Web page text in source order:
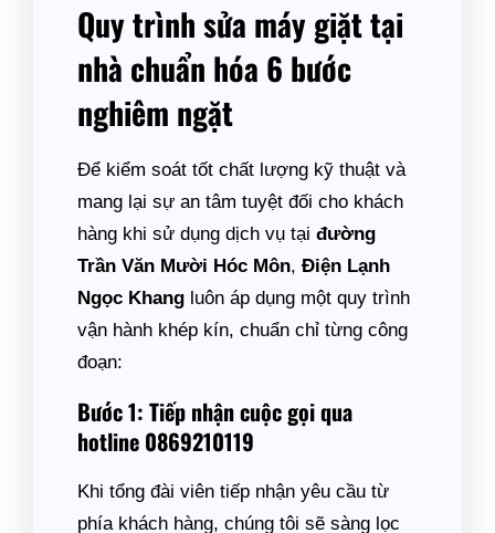
Quy trình sửa máy giặt tại
nhà chuẩn hóa 6 bước
nghiêm ngặt
Để kiểm soát tốt chất lượng kỹ thuật và
mang lại sự an tâm tuyệt đối cho khách
hàng khi sử dụng dịch vụ tại đường
Trần Văn Mười Hóc Môn, Điện Lạnh
Ngọc Khang luôn áp dụng một quy trình
vận hành khép kín, chuẩn chỉ từng công
đoạn:
Bước 1: Tiếp nhận cuộc gọi qua
hotline 0869210119
Khi tổng đài viên tiếp nhận yêu cầu từ
phía khách hàng, chúng tôi sẽ sàng lọc